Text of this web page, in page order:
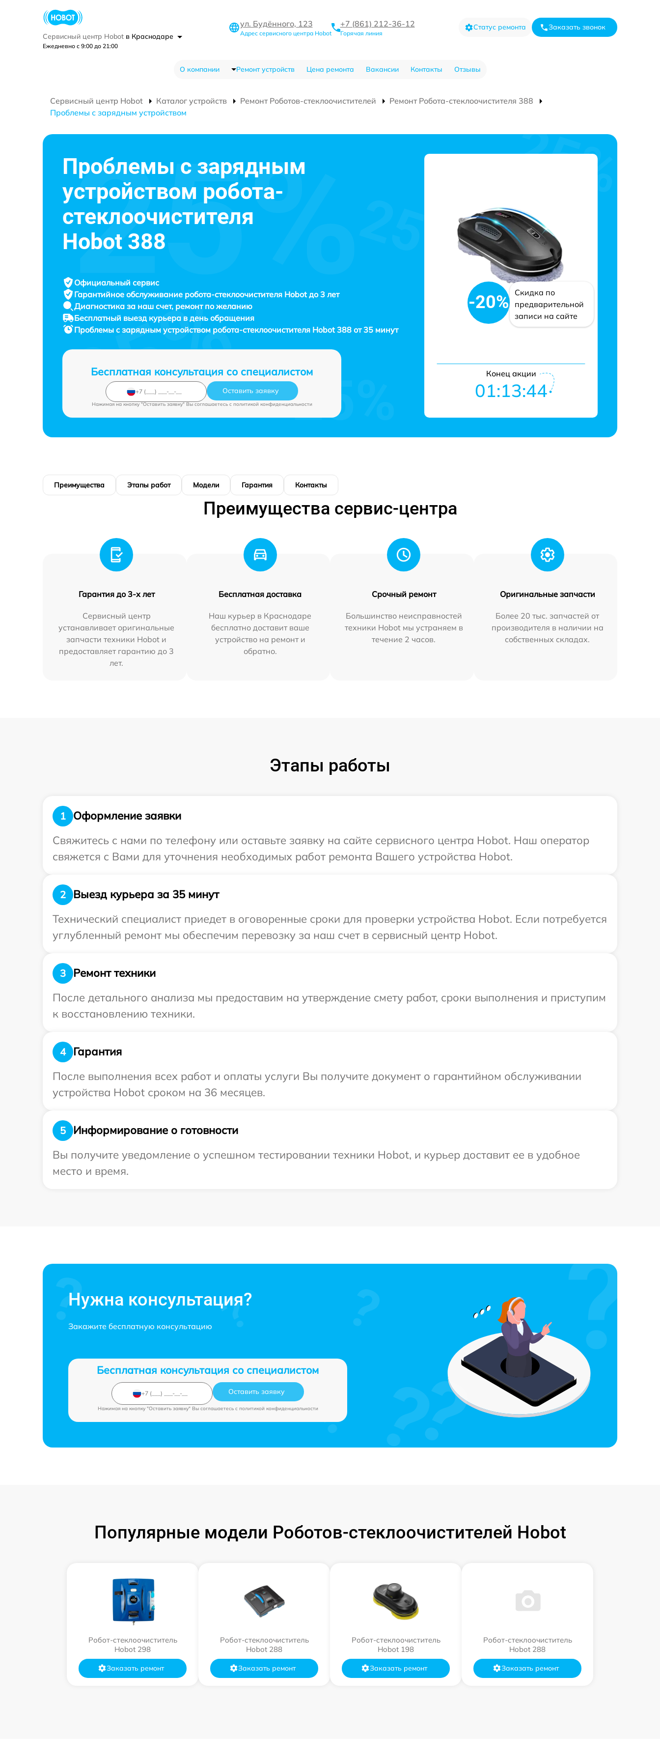
Сервисный центр Hobot в Краснодаре
Ежедневно с 9:00 до 21:00
ул. Будённого, 123
Адрес сервисного центра Hobot
+7 (861) 212-36-12
Горячая линия
Статус ремонта Заказать звонок
О компании Ремонт устройств Цена ремонта Вакансии Контакты Отзывы
Сервисный центр Hobot Каталог устройств Ремонт Роботов-стеклоочистителей
Ремонт Робота-стеклоочистителя 388
Проблемы с зарядным устройством
Проблемы с зарядным
устройством робота-
стеклоочистителя
Hobot 388
Официальный сервис
Гарантийное обслуживание робота-стеклоочистителя Hobot до 3 лет
Диагностика за наш счет, ремонт по желанию
Бесплатный выезд курьера в день обращения
Проблемы с зарядным устройством робота-стеклоочистителя Hobot 388 от 35 минут
Бесплатная консультация со специалистом
Оставить заявку
Нажимая на кнопку "Оставить заявку" Вы соглашаетесь c политикой конфиденциальности
-20%
Скидка по
предварительной
записи на сайте
Конец акции
01:13:43
Преимущества Этапы работ Модели Гарантия Контакты
Преимущества сервис-центра
Гарантия до 3-х лет
Сервисный центр
устанавливает оригинальные
запчасти техники Hobot и
предоставляет гарантию до 3
лет.
Бесплатная доставка
Наш курьер в Краснодаре
бесплатно доставит ваше
устройство на ремонт и
обратно.
Срочный ремонт
Большинство неисправностей
техники Hobot мы устраняем в
течение 2 часов.
Оригинальные запчасти
Более 20 тыс. запчастей от
производителя в наличии на
собственных складах.
Этапы работы
1
Оформление заявки
Свяжитесь с нами по телефону или оставьте заявку на сайте сервисного центра Hobot. Наш оператор
свяжется с Вами для уточнения необходимых работ ремонта Вашего устройства Hobot.
2
Выезд курьера за 35 минут
Технический специалист приедет в оговоренные сроки для проверки устройства Hobot. Если потребуется
углубленный ремонт мы обеспечим перевозку за наш счет в сервисный центр Hobot.
3
Ремонт техники
После детального анализа мы предоставим на утверждение смету работ, сроки выполнения и приступим
к восстановлению техники.
4
Гарантия
После выполнения всех работ и оплаты услуги Вы получите документ о гарантийном обслуживании
устройства Hobot сроком на 36 месяцев.
5
Информирование о готовности
Вы получите уведомление о успешном тестировании техники Hobot, и курьер доставит ее в удобное
место и время.
Нужна консультация?
Закажите бесплатную консультацию
Бесплатная консультация со специалистом
Оставить заявку
Нажимая на кнопку "Оставить заявку" Вы соглашаетесь c политикой конфиденциальности
Популярные модели Роботов-стеклоочистителей Hobot
Робот-стеклоочиститель
Hobot 298
Заказать ремонт
Робот-стеклоочиститель
Hobot 288
Заказать ремонт
Робот-стеклоочиститель
Hobot 198
Заказать ремонт
Робот-стеклоочиститель
Hobot 288
Заказать ремонт